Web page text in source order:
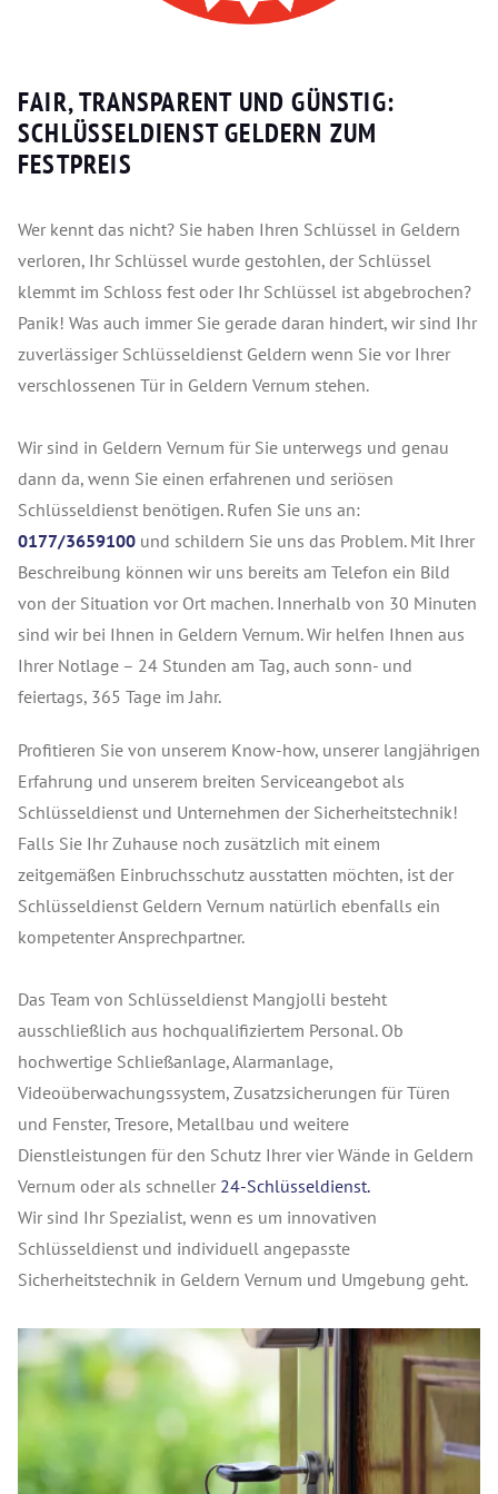
FAIR, TRANSPARENT UND GÜNSTIG:
SCHLÜSSELDIENST GELDERN ZUM
FESTPREIS
Wer kennt das nicht? Sie haben Ihren Schlüssel in Geldern
verloren, Ihr Schlüssel wurde gestohlen, der Schlüssel
klemmt im Schloss fest oder Ihr Schlüssel ist abgebrochen?
Panik! Was auch immer Sie gerade daran hindert, wir sind Ihr
zuverlässiger Schlüsseldienst Geldern wenn Sie vor Ihrer
verschlossenen Tür in Geldern Vernum stehen.
Wir sind in Geldern Vernum für Sie unterwegs und genau
dann da, wenn Sie einen erfahrenen und seriösen
Schlüsseldienst benötigen. Rufen Sie uns an:
0177/3659100 und schildern Sie uns das Problem. Mit Ihrer
Beschreibung können wir uns bereits am Telefon ein Bild
von der Situation vor Ort machen. Innerhalb von 30 Minuten
sind wir bei Ihnen in Geldern Vernum. Wir helfen Ihnen aus
Ihrer Notlage – 24 Stunden am Tag, auch sonn- und
feiertags, 365 Tage im Jahr.
Profitieren Sie von unserem Know-how, unserer langjährigen
Erfahrung und unserem breiten Serviceangebot als
Schlüsseldienst und Unternehmen der Sicherheitstechnik!
Falls Sie Ihr Zuhause noch zusätzlich mit einem
zeitgemäßen Einbruchsschutz ausstatten möchten, ist der
Schlüsseldienst Geldern Vernum natürlich ebenfalls ein
kompetenter Ansprechpartner.
Das Team von Schlüsseldienst Mangjolli besteht
ausschließlich aus hochqualifiziertem Personal. Ob
hochwertige Schließanlage, Alarmanlage,
Videoüberwachungssystem, Zusatzsicherungen für Türen
und Fenster, Tresore, Metallbau und weitere
Dienstleistungen für den Schutz Ihrer vier Wände in Geldern
Vernum oder als schneller 24-Schlüsseldienst.
Wir sind Ihr Spezialist, wenn es um innovativen
Schlüsseldienst und individuell angepasste
Sicherheitstechnik in Geldern Vernum und Umgebung geht.